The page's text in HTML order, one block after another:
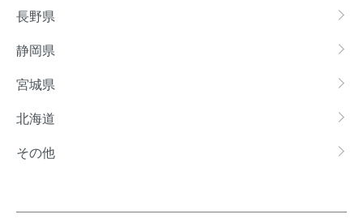
長野県
静岡県
宮城県
北海道
その他